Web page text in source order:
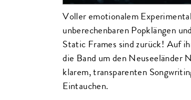
Voller emotionalem
unberechenbaren Popklängen
Static Frames sind zurück! Auf
die Band um den Neuseeländer
klarem, transparenten
Eintauchen.